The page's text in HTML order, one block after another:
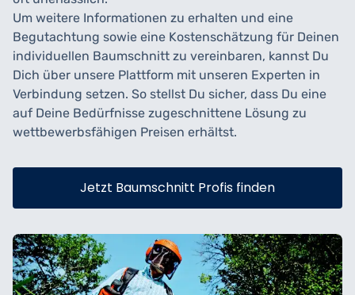
Um weitere Informationen zu erhalten und eine
Begutachtung sowie eine Kostenschätzung für Deinen
individuellen Baumschnitt zu vereinbaren, kannst Du
Dich über unsere Plattform mit unseren Experten in
Verbindung setzen. So stellst Du sicher, dass Du eine
auf Deine Bedürfnisse zugeschnittene Lösung zu
wettbewerbsfähigen Preisen erhältst.
Jetzt Baumschnitt Profis finden